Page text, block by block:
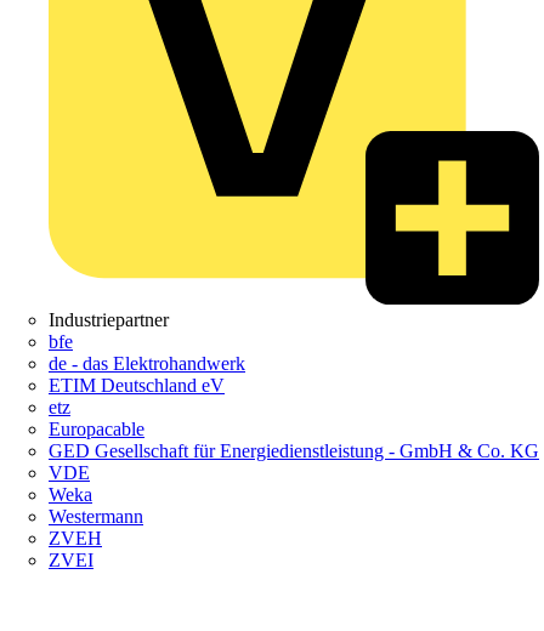
Industriepartner
bfe
de - das Elektrohandwerk
ETIM Deutschland eV
etz
Europacable
GED Gesellschaft für Energiedienstleistung - GmbH & Co. KG
VDE
Weka
Westermann
ZVEH
ZVEI